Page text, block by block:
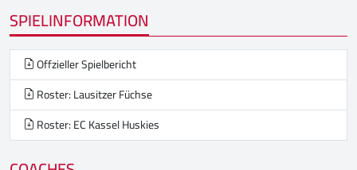
SPIELINFORMATION
Offzieller Spielbericht
Roster: Lausitzer Füchse
Roster: EC Kassel Huskies